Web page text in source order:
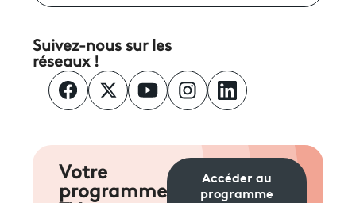
Suivez-nous sur les
réseaux !
Votre
programme
Accéder au
programme